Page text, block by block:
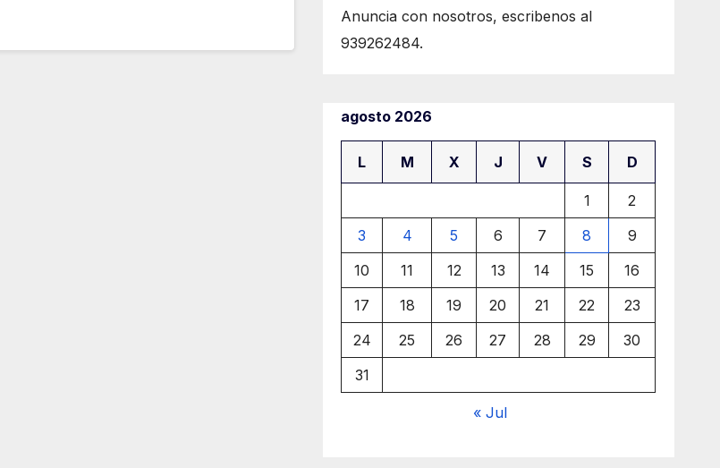
Anuncia con nosotros, escribenos al
939262484.
agosto 2026
L M X J V S D
1
2
3
4 5 6 7 8
9
10
11 12 13 14 15
16
17
18 19 20 21 22
23
24
25 26 27 28 29
30
31
« Jul